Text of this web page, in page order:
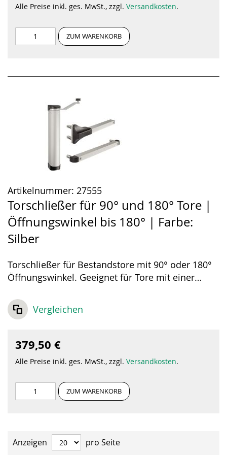
Alle Preise inkl. ges. MwSt., zzgl. Versandkosten.
ZUM WARENKORB
Artikelnummer: 27555
Torschließer für 90° und 180° Tore |
Öffnungswinkel bis 180° | Farbe:
Silber
Torschließer für Bestandstore mit 90° oder 180°
Öffnungswinkel. Geeignet für Tore mit einer
Maximalgewicht von 75 kg. Railset für 90° und
180° Tore inklusive.
Vergleichen
379,50 €
Alle Preise inkl. ges. MwSt., zzgl. Versandkosten.
ZUM WARENKORB
Anzeigen pro Seite